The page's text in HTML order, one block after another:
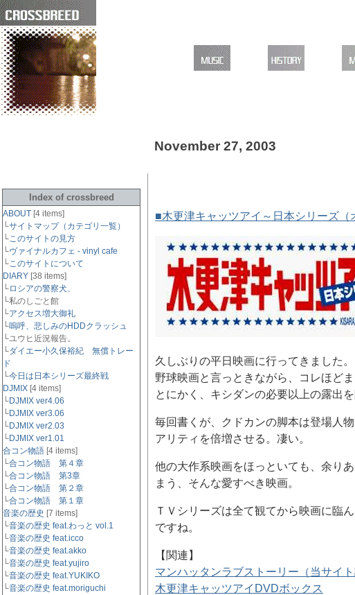
Index of crossbreed
ABOUT [4 items]
└サイトマップ（カテゴリ一覧）
└このサイトの見方
└ヴァイナルカフェ - vinyl cafe
└このサイトについて
DIARY [38 items]
└ロシアの警察犬、
└私のしごと館
└アクセス増大御礼
└嗚呼、悲しみのHDDクラッシュ
└ユウヒ近況報告。
└ダイエー小久保裕紀 無償トレー
ド
└今日は日本シリーズ最終戦
DJMIX [4 items]
└DJMIX ver4.06
└DJMIX ver3.06
└DJMIX ver2.03
└DJMIX ver1.01
合コン物語 [4 items]
└合コン物語 第４章
└合コン物語 第3章
└合コン物語 第２章
└合コン物語 第１章
音楽の歴史 [7 items]
└音楽の歴史 feat.わっと vol.1
└音楽の歴史 feat.icco
└音楽の歴史 feat.akko
└音楽の歴史 feat.yujiro
└音楽の歴史 feat.YUKIKO
└音楽の歴史 feat.moriguchi
November 27, 2003
■木更津キャッツアイ～日本シリーズ（
久しぶりの平日映画に行ってきました
野球映画と言っときながら、コレほど
とにかく、キシダンの必要以上の露出
毎回書くが、クドカンの脚本は登場人
アリティを倍増させる。凄い。
他の大作系映画をほっといても、余り
まう、そんな愛すべき映画。
ＴＶシリーズは全て観てから映画に臨
ですね。
【関連】
マンハッタンラブストーリー（当サイト
木更津キャッツアイDVDボックス